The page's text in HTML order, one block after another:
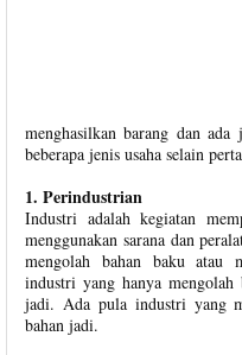
menghasilkan barang dan
beberapa jenis usaha selain
1. Perindustrian
Industri adalah kegiatan
menggunakan sarana dan
mengolah bahan baku atau
industri yang hanya mengolah
jadi. Ada pula industri yang
bahan jadi.